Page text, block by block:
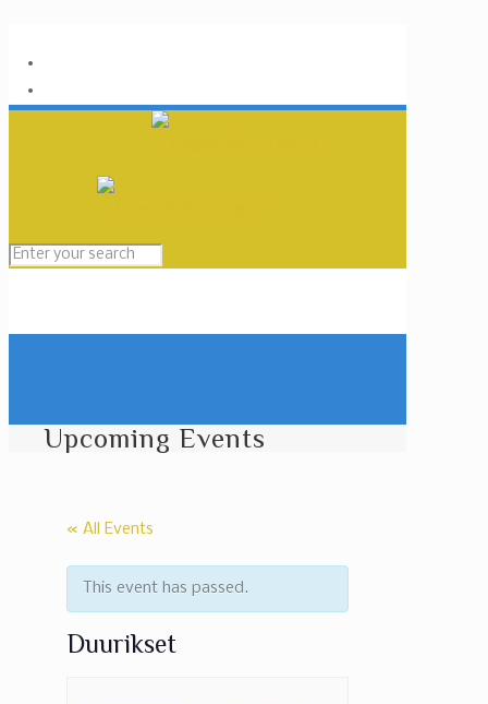
Upcoming Events
« All Events
This event has passed.
Duurikset